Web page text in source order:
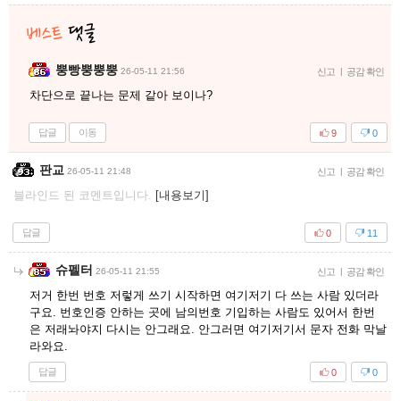
뿡빵뿡뿡뿡 26-05-11 21:56 신고 | 공감 확인
차단으로 끝나는 문제 같아 보이나?
답글 이동 0
9
판교 26-05-11 21:48 신고 | 공감 확인
블라인드 된 코멘트입니다. [내용보기]
답글 11
0
슈펠터 26-05-11 21:55 신고 | 공감 확인
저거 한번 번호 저렇게 쓰기 시작하면 여기저기 다 쓰는 사람 있더라
구요. 번호인증 안하는 곳에 남의번호 기입하는 사람도 있어서 한번
은 저래놔야지 다시는 안그래요. 안그러면 여기저기서 문자 전화 막날
라와요.
답글 0
0